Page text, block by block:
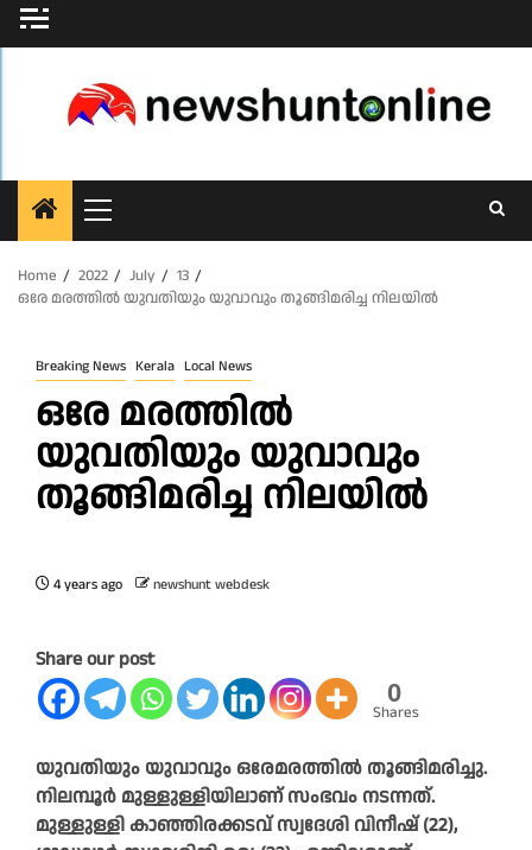
Skip
to
Primary
Menu
Home
2022 July
13
ഒരേ മരത്തിൽ യുവതിയും യുവാവും തൂങ്ങിമരിച്ച നിലയിൽ
Breaking News Kerala Local News
ഒരേ മരത്തിൽ
യുവതിയും യുവാവും
തൂങ്ങിമരിച്ച നിലയിൽ
4 years ago newshunt webdesk
Share our post
0
Shares
യുവതിയും യുവാവും ഒരേമരത്തിൽ തൂങ്ങിമരിച്ചു.
നിലമ്പൂർ മുള്ളുള്ളിയിലാണ് സംഭവം നടന്നത്.
മുള്ളുള്ളി കാഞ്ഞിരക്കടവ് സ്വദേശി വിനീഷ് (22),